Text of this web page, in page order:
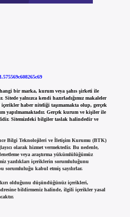
bir marka, kurum veya şahıs şirketi ile
yalnızca kendi hazırladığımız makaleler
haber niteliği taşımamakta olup, gerçek
yapılmamaktadır. Gerçek kurum ve kişiler ile
Sitemizdeki bilgiler taslak halindedir ve
Bilgi Teknolojileri ve İletişim Kurumu (BTK)
olarak hizmet vermektedir. Bu nedenle,
veya araştırma yükümlülüğümüz
yazdıkları içeriklerin sorumluluğunu
sorumluluğu kabul etmiş sayılırlar.
olduğunu düşündüğünüz içerikleri,
bildirmeniz halinde, ilgili içerikler yasal